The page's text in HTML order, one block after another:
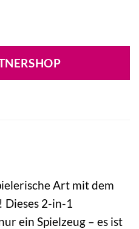
Art mit dem
Dieses 2-in-1
ein Spielzeug – es ist